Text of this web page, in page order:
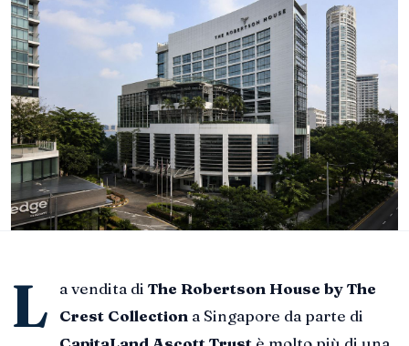
L a vendita di The Robertson House by The
Crest Collection a Singapore da parte di